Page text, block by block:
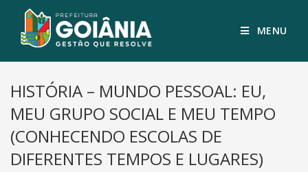
MENU
HISTÓRIA – MUNDO PESSOAL: EU,
MEU GRUPO SOCIAL E MEU TEMPO
(CONHECENDO ESCOLAS DE
DIFERENTES TEMPOS E LUGARES)